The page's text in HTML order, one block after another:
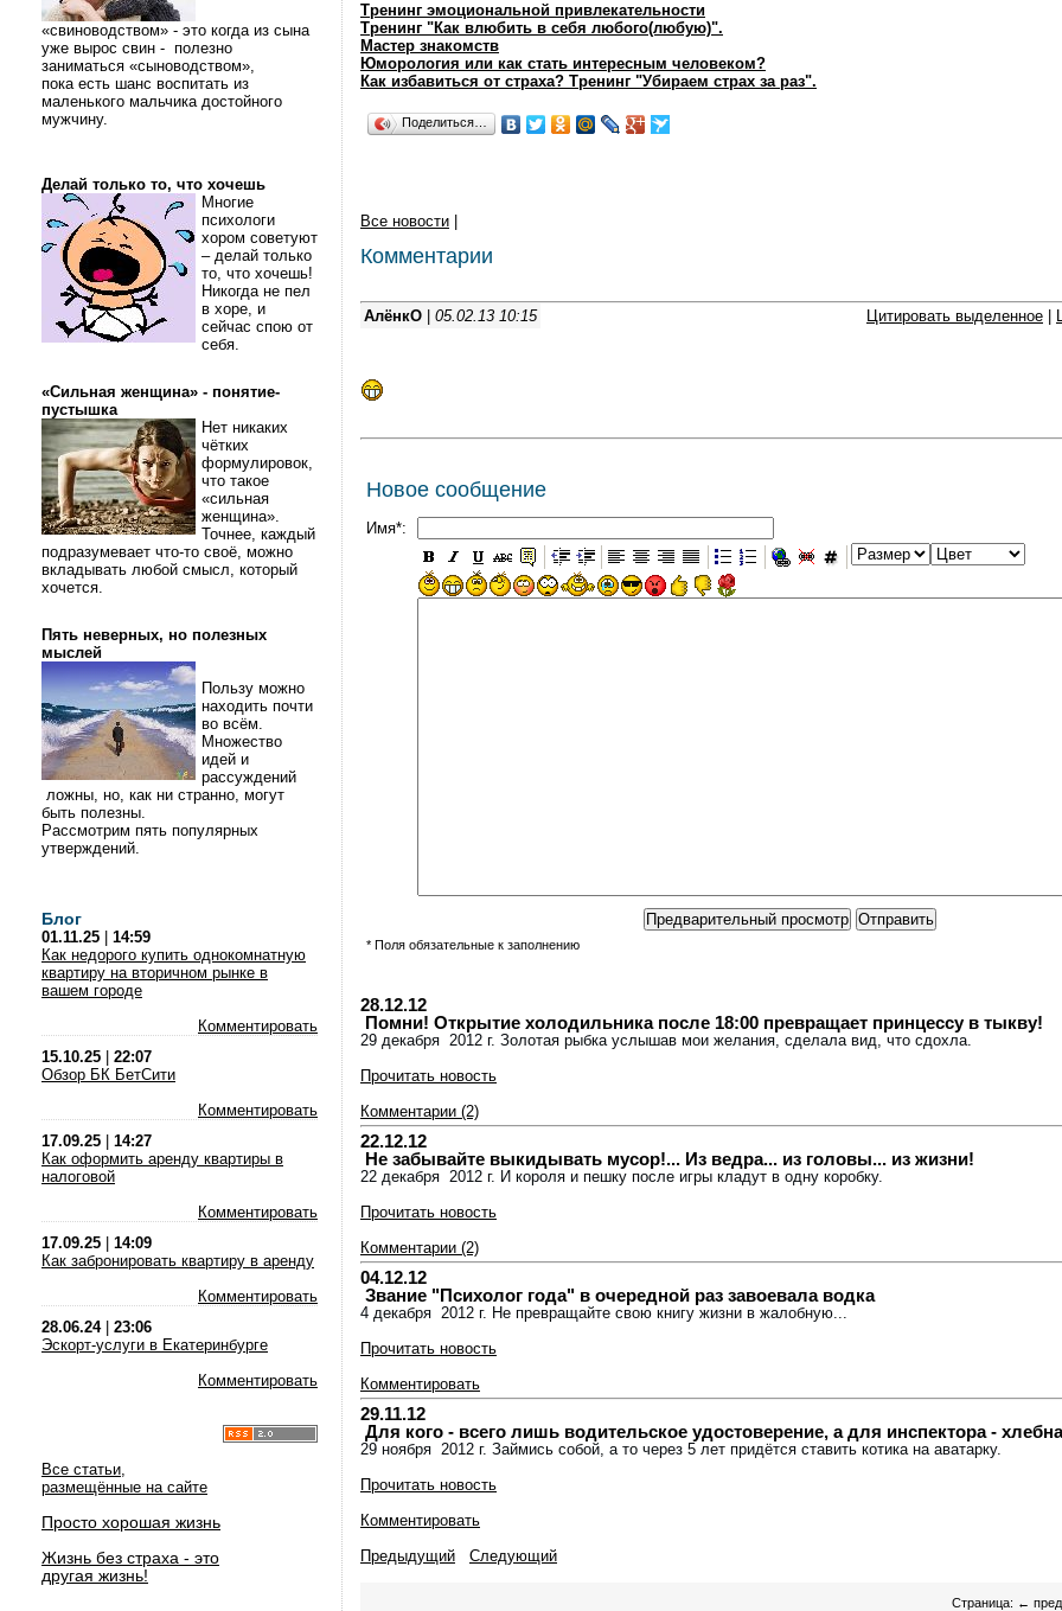
«свиноводством» - это когда из сына
уже вырос свин - полезно
заниматься «сыноводством»,
пока есть шанс воспитать из
маленького мальчика достойного
мужчину.
Делай только то, что хочешь
Многие
психологи
хором советуют
– делай только
то, что хочешь!
Никогда не пел
в хоре, и
сейчас спою от
себя.
«Сильная женщина» - понятие-
пустышка
Нет никаких
чётких
формулировок,
что такое
«сильная
женщина».
Точнее, каждый
подразумевает что-то своё, можно
вкладывать любой смысл, который
хочется.
Пять неверных, но полезных
мыслей
Пользу можно
находить почти
во всём.
Множество
идей и
рассуждений
ложны, но, как ни странно, могут
быть полезны.
Рассмотрим пять популярных
утверждений.
Блог
01.11.25
14:59
Как недорого купить однокомнатную
квартиру на вторичном рынке в
вашем городе
Комментировать
15.10.25
22:07
Обзор БК БетСити
Комментировать
17.09.25
14:27
Как оформить аренду квартиры в
налоговой
Комментировать
17.09.25
14:09
Как забронировать квартиру в аренду
Комментировать
28.06.24| 23:06
Эскорт-услуги в Екатеринбурге
Комментировать
Все статьи,
размещённые на сайте
Просто хорошая жизнь
Жизнь без страха - это
другая жизнь!
Тренинг эмоциональной привлекательности
Тренинг "Как влюбить в себя любого(любую)".
Мастер знакомств
Юморология или как стать интересным человеком?
Как избавиться от страха? Тренинг "Убираем страх за раз".
Поделиться…
Все новости
Комментарии
АлёнкО 05.02.13 10:15 Цитировать выделенное
Новое сообщение
Имя*:
* Поля обязательные к заполнению
28.12.12
Помни! Открытие холодильника после 18:00 превращает принцессу в тыкву!
29 декабря 2012 г. Золотая рыбка услышав мои желания, сделала вид, что сдохла.
Прочитать новость
Комментарии (2)
22.12.12
Не забывайте выкидывать мусор!... Из ведра... из головы... из жизни!
22 декабря 2012 г. И короля и пешку после игры кладут в одну коробку.
Прочитать новость
Комментарии (2)
04.12.12
Звание "Психолог года" в очередной раз завоевала водка
4 декабря 2012 г. Не превращайте свою книгу жизни в жалобную...
Прочитать новость
Комментировать
29.11.12
Для кого - всего лишь водительское удостоверение, а для инспектора -
29 ноября 2012 г. Займись собой, а то через 5 лет придётся ставить котика на аватарку.
Прочитать новость
Комментировать
Предыдущий
Следующий
Страница: ←